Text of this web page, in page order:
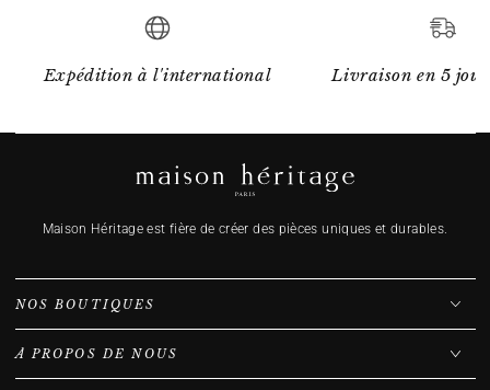
Expédition à l'international Livraison en 5
Maison Héritage est fière de créer des pièces uniques et durables.
NOS BOUTIQUES
À PROPOS DE NOUS